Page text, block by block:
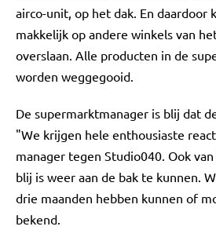
airco-unit, op het dak. En daardoor
makkelijk op andere winkels van
overslaan. Alle producten in de
worden weggegooid.
De supermarktmanager is blij dat
"We krijgen hele enthousiaste
manager tegen Studio040. Ook
blij is weer aan de bak te kunnen.
drie maanden hebben kunnen of
bekend.